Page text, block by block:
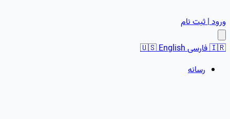
ورود | ثبت نام
🇮🇷فارسی 🇺🇸English
رسانه